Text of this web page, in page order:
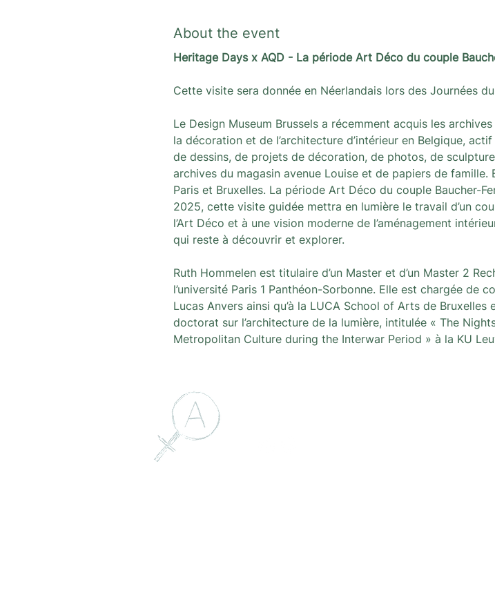
About the event
Heritage Days x AQD - La période Art Déco du couple
Cette visite sera donnée en Néerlandais lors des Journées
Le Design Museum Brussels a récemment acquis les
la décoration et de l’architecture d’intérieur en Belgique,
de dessins, de projets de décoration, de photos, de
archives du magasin avenue Louise et de papiers de famille.
Paris et Bruxelles. La période Art Déco du couple Baucher-
2025, cette visite guidée mettra en lumière le travail d’un
l’Art Déco et à une vision moderne de l’aménagement
qui reste à découvrir et explorer.
Ruth Hommelen est titulaire d’un Master et d’un Master 2
l’université Paris 1 Panthéon-Sorbonne. Elle est chargée de
Lucas Anvers ainsi qu’à la LUCA School of Arts de
doctorat sur l’architecture de la lumière, intitulée « The
Metropolitan Culture during the Interwar Period » à la KU